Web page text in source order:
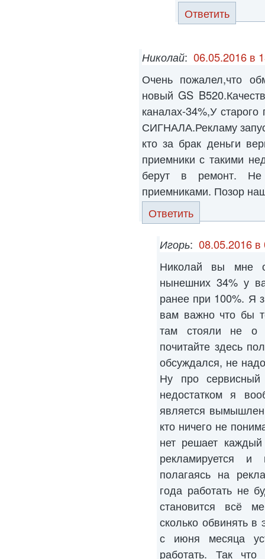
Ответить
Николай: 06.05.2016 в
Очень пожалел,что
новый GS
каналах-34%,У
СИГНАЛА.Рекламу
кто за брак деньги
приемники с такими
берут в ремонт.
приемниками. Позор
Ответить
Игорь: 08.05.2016 в
Николай вы мне
нынешних 34% у
ранее при 100%. Я
вам важно что бы
там стояли не о
почитайте здесь
обсуждался, не
Ну про
недостатком я
является
кто ничего не
нет решает
рекламируется и
полагаясь на
года работать не
становится всё
сколько обвинять
с июня месяца
работать. Так